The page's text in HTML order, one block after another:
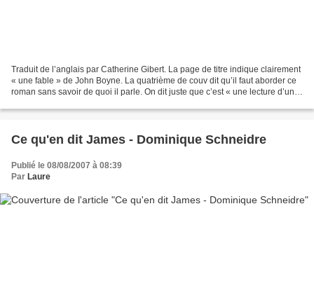
Traduit de l’anglais par Catherine Gibert. La page de titre indique clairement
« une fable » de John Boyne. La quatrième de couv dit qu’il faut aborder ce
roman sans savoir de quoi il parle. On dit juste que c’est « une lecture d’une
Ce qu'en dit James - Dominique Schneidre
Publié le 08/08/2007 à 08:39
Par Laure